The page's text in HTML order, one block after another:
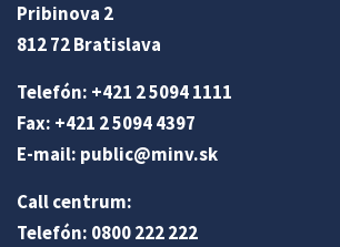
Pribinova 2
812 72 Bratislava
Telefón: +421 2 5094 1111
Fax: +421 2 5094 4397
E-mail: public@minv.sk
Call centrum:
Telefón: 0800 222 222